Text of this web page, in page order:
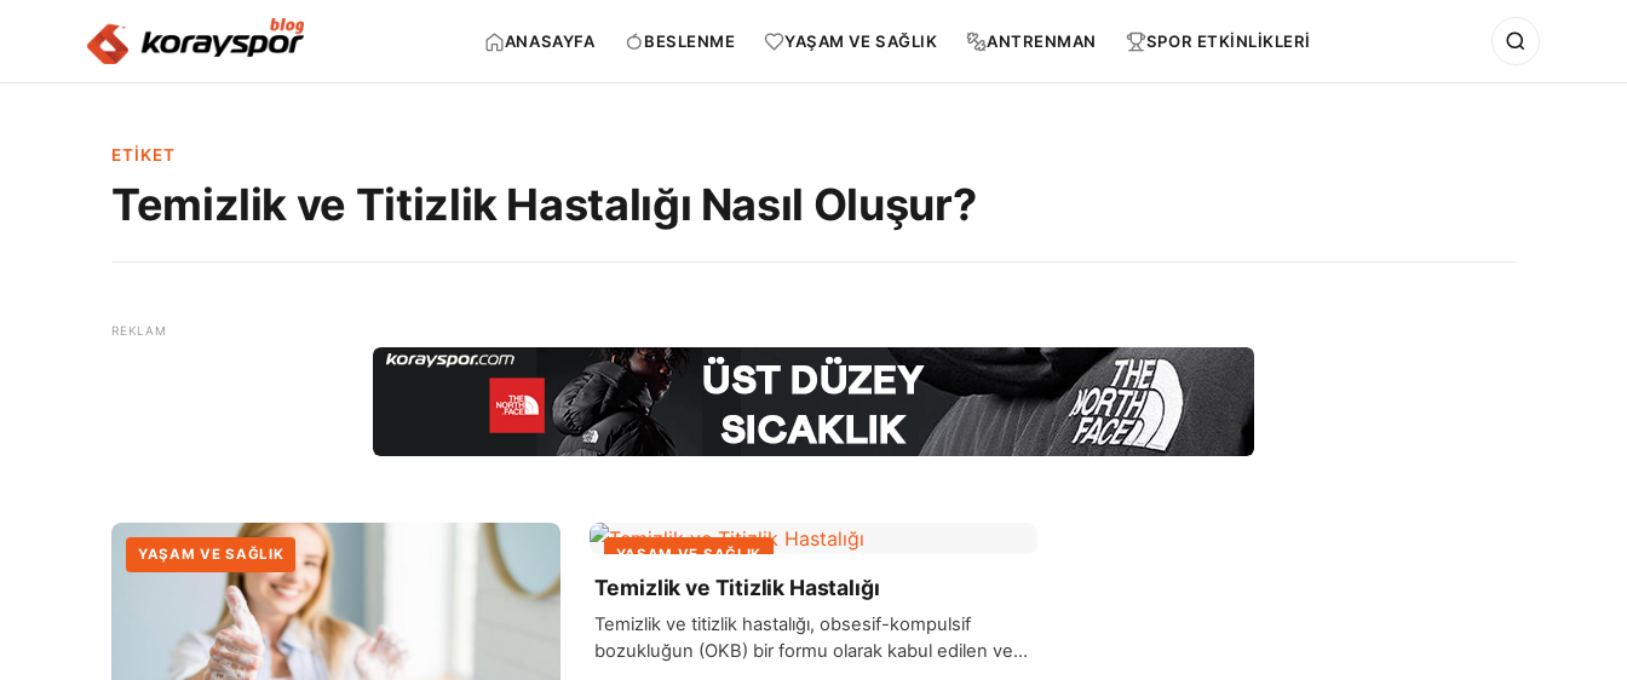
ANASAYFA BESLENME YAŞAM VE SAĞLIK ANTRENMAN SPOR ETKİNLİKLERİ
ETIKET
Temizlik ve Titizlik Hastalığı Nasıl Oluşur?
YAŞAM VE SAĞLIK YAŞAM VE SAĞLIK
Temizlik ve Titizlik Hastalığı
Temizlik ve titizlik hastalığı, obsesif-kompulsif
bozukluğun (OKB) bir formu olarak kabul edilen ve